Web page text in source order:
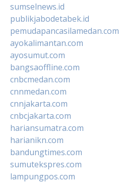
sumselnews.id
publikjabodetabek.id
pemudapancasilamedan.com
ayokalimantan.com
ayosumut.com
bangsaoffline.com
cnbcmedan.com
cnnmedan.com
cnnjakarta.com
cnbcjakarta.com
hariansumatra.com
harianikn.com
bandungtimes.com
sumutekspres.com
lampungpos.com